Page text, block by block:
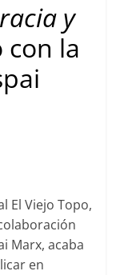
y
con la
El Viejo Topo,
Marx, acaba
en